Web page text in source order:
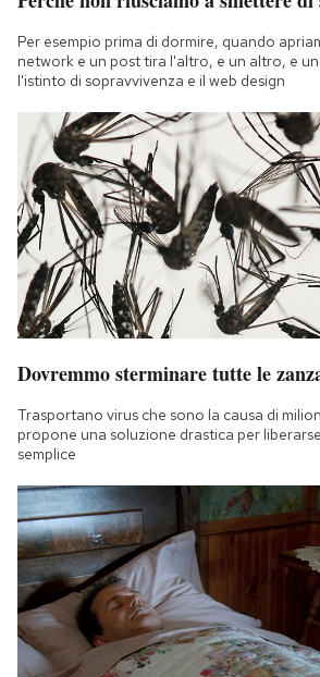
Per esempio prima di dormire, quando
network e un post tira l'altro, e un altro, e
l'istinto di sopravvivenza e il web design
Dovremmo sterminare tutte le
Trasportano virus che sono la causa di
propone una soluzione drastica per
semplice